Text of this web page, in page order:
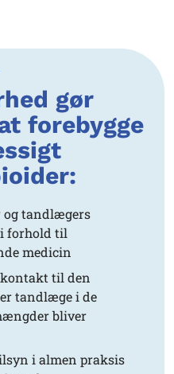
gør
forebygge
og tandlægers
forhold til
medicin
til den
tandlæge i de
bliver
i almen praksis